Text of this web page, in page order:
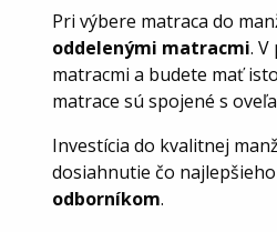
Pri výbere matraca do
oddelenými matracmi.
matracmi a budete mať
matrace sú spojené s
Investícia do kvalitnej
dosiahnutie čo
odborníkom.